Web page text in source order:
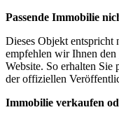
Passende Immobilie
Dieses Objekt entspricht
empfehlen wir Ihnen den
Website. So erhalten Sie
der offiziellen
Immobilie verkaufen